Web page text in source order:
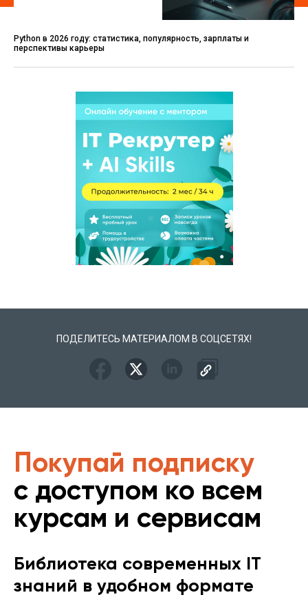
Python в 2026 году: статистика, популярность, зарплаты и
перспективы карьеры
ПОДЕЛИТЕСЬ МАТЕРИАЛОМ В СОЦСЕТЯХ!
Покупай подписку
с доступом ко всем
курсам и сервисам
Библиотека современных IT
знаний в удобном формате